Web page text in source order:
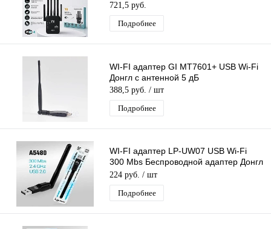
721,5 руб.
Подробнее
WI-FI адаптер GI МТ7601+ USB Wi-Fi
Донгл с антенной 5 дБ
388,5 руб. / шт
Подробнее
WI-FI адаптер LP-UW07 USB Wi-Fi
300 Mbs Беспроводной адаптер Донгл
с антенной MTK7601
224 руб. / шт
Подробнее